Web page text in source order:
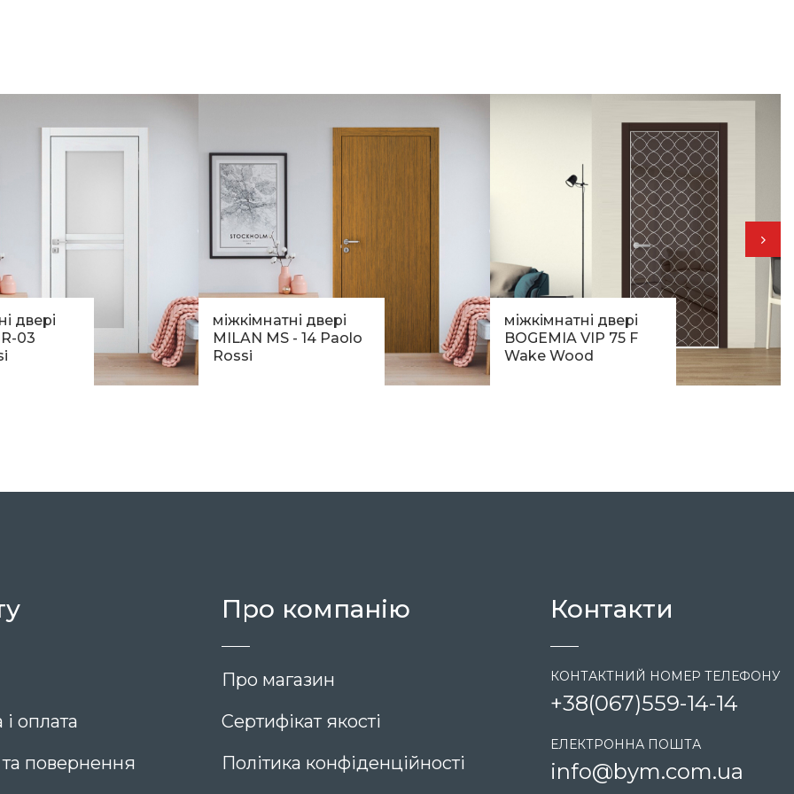
двері
03
міжкімнатні двері
MILAN MS - 14 Paolo
Rossi
міжкімнатні двері
BOGEMIA VIP 75 F
Wake Wood
оплата
та повернення
Про компанію
Про магазин
Сертифікат якості
Політика конфіденційності
Контакти
КОНТАКТНИЙ НОМЕР ТЕЛЕФОНУ
+38(067)559-14-14
ЕЛЕКТРОННА ПОШТА
info@bym.com.ua